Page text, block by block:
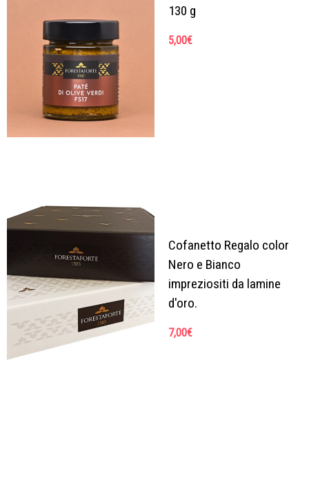
130 g
5,00€
Cofanetto Regalo color
Nero e Bianco
impreziositi da lamine
d'oro.
7,00€